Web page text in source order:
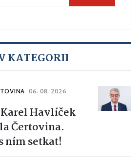
KATEGORII
06. 08. 2026
Karel Havlíček
Čertovina.
ním setkat!